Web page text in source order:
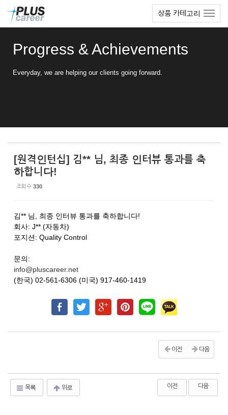
상품 카테고리
Progress & Achievements
Everyday, we are helping our clients going forward.
[원격인턴십] 김** 님, 최종 인터뷰 통과를 축
하합니다!
조회 수 330
김** 님, 최종 인터뷰 통과를 축하합니다!
회사: J** (자동차)
포지션: Quality Control
문의:
info@pluscareer.net
(한국) 02-561-6306 (미국) 917-460-1419
이전 다음
목록 위로 이전 다음